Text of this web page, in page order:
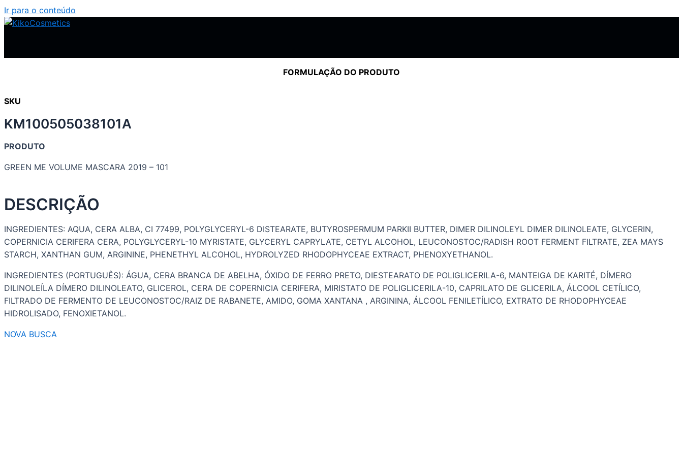
Ir para o conteúdo
FORMULAÇÃO DO PRODUTO
SKU
KM100505038101A
PRODUTO
GREEN ME VOLUME MASCARA 2019 – 101
DESCRIÇÃO
INGREDIENTES: AQUA, CERA ALBA, CI 77499, POLYGLYCERYL-6 DISTEARATE, BUTYROSPERMUM PARKII BUTTER, DIMER DILINOLEYL DIMER DILINOLEATE, GLYCERIN,
COPERNICIA CERIFERA CERA, POLYGLYCERYL-10 MYRISTATE, GLYCERYL CAPRYLATE, CETYL ALCOHOL, LEUCONOSTOC/RADISH ROOT FERMENT FILTRATE, ZEA MAYS
STARCH, XANTHAN GUM, ARGININE, PHENETHYL ALCOHOL, HYDROLYZED RHODOPHYCEAE EXTRACT, PHENOXYETHANOL.
INGREDIENTES (PORTUGUÊS): ÁGUA, CERA BRANCA DE ABELHA, ÓXIDO DE FERRO PRETO, DIESTEARATO DE POLIGLICERILA-6, MANTEIGA DE KARITÉ, DÍMERO
DILINOLEÍLA DÍMERO DILINOLEATO, GLICEROL, CERA DE COPERNICIA CERIFERA, MIRISTATO DE POLIGLICERILA-10, CAPRILATO DE GLICERILA, ÁLCOOL CETÍLICO,
FILTRADO DE FERMENTO DE LEUCONOSTOC/RAIZ DE RABANETE, AMIDO, GOMA XANTANA , ARGININA, ÁLCOOL FENILETÍLICO, EXTRATO DE RHODOPHYCEAE
HIDROLISADO, FENOXIETANOL.
NOVA BUSCA